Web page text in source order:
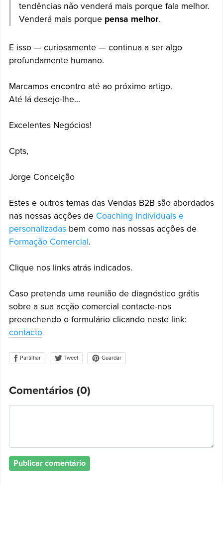
tendências não venderá mais porque fala melhor.
Venderá mais porque pensa melhor.
E isso — curiosamente — continua a ser algo
profundamente humano.
Marcamos encontro até ao próximo artigo.
Até lá desejo-lhe...
Excelentes Negócios!
Cpts,
Jorge Conceição
Estes e outros temas das Vendas B2B são abordados
nas nossas acções de Coaching Individuais e
personalizadasbem como nas nossas acções de
Formação Comercial.
Clique nos links atrás indicados.
Caso pretenda uma reunião de diagnóstico grátis
sobre a sua acção comercial contacte-nos
preenchendo o formulário clicando neste link:
contacto
Partilhar Tweet Guardar
Comentários (0)
Publicar comentário